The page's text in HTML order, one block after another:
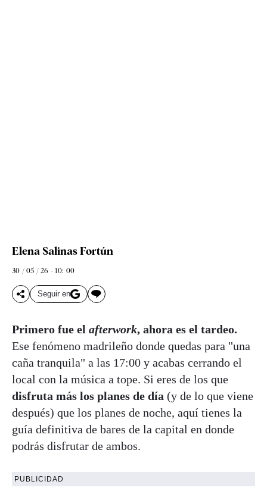
Elena Salinas Fortún
30 / 05 / 26 - 10: 00
Seguir en
Primero fue el afterwork, ahora es el tardeo.
Ese fenómeno madrileño donde quedas para "una
caña tranquila" a las 17:00 y acabas cerrando el
local con la música a tope. Si eres de los que
disfruta más los planes de día (y de lo que viene
después) que los planes de noche, aquí tienes la
guía definitiva de bares de la capital en donde
podrás disfrutar de ambos.
PUBLICIDAD